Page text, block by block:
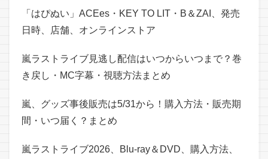
「はぴぬい」ACEes・KEY TO LIT・B＆ZAI、発売
日時、店舗、オンラインストア
嵐ラストライブ見逃し配信はいつからいつまで？巻
き戻し・MC字幕・視聴方法まとめ
嵐、グッズ事後販売は5/31から！購入方法・販売期
間・いつ届く？まとめ
嵐ラストライブ2026、Blu-ray＆DVD、購入方法、